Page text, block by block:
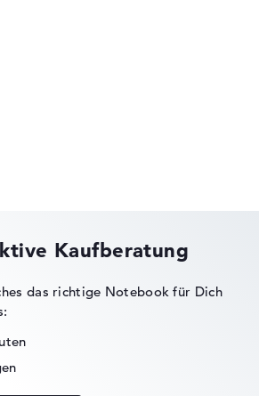
Kaufberatung
das richtige Notebook für Dich